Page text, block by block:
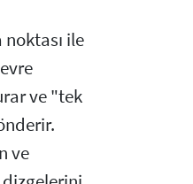
ile
ve "tek
ve